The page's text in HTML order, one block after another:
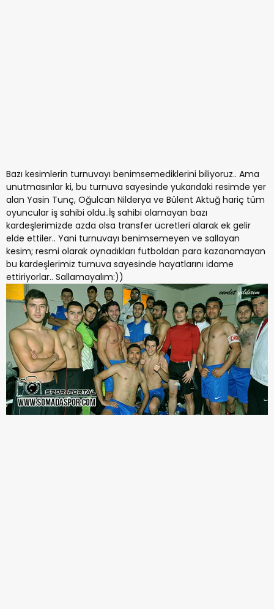
Bazı kesimlerin turnuvayı benimsemediklerini biliyoruz.. Ama
unutmasınlar ki, bu turnuva sayesinde yukarıdaki resimde yer
alan Yasin Tunç, Oğulcan Nilderya ve Bülent Aktuğ hariç tüm
oyuncular iş sahibi oldu..İş sahibi olamayan bazı
kardeşlerimizde azda olsa transfer ücretleri alarak ek gelir
elde ettiler.. Yani turnuvayı benimsemeyen ve sallayan
kesim; resmi olarak oynadıkları futboldan para kazanamayan
bu kardeşlerimiz turnuva sayesinde hayatlarını idame
ettiriyorlar.. Sallamayalım:))